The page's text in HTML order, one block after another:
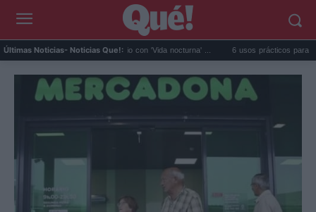
Últimas Noticias- Noticias Que!:
Fido da el salto en solitario con 'Vida nocturna' ... 6 usos prácticos para reutilizar